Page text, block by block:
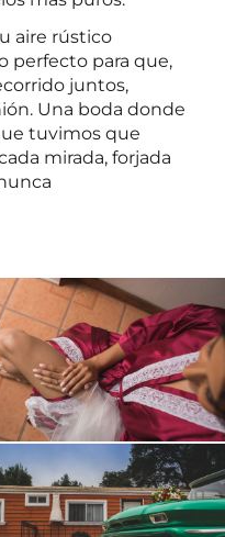
aire rústico
perfecto para que,
juntos,
Una boda donde
tuvimos que
mirada, forjada